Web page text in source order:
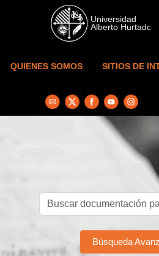
Skip to main content
QUIENES SOMOS SITIOS DE
Búsqueda